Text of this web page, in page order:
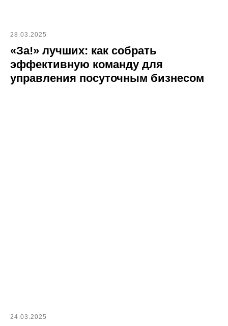
28.03.2025
«За!» лучших: как собрать
эффективную команду для
управления посуточным бизнесом
24.03.2025